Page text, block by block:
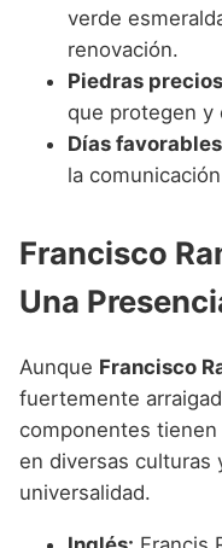
verde
renovación.
Piedras
que protegen y
Días
la
Francisco
Una
Aunque Francisco
fuertemente
componentes
en diversas culturas
universalidad.